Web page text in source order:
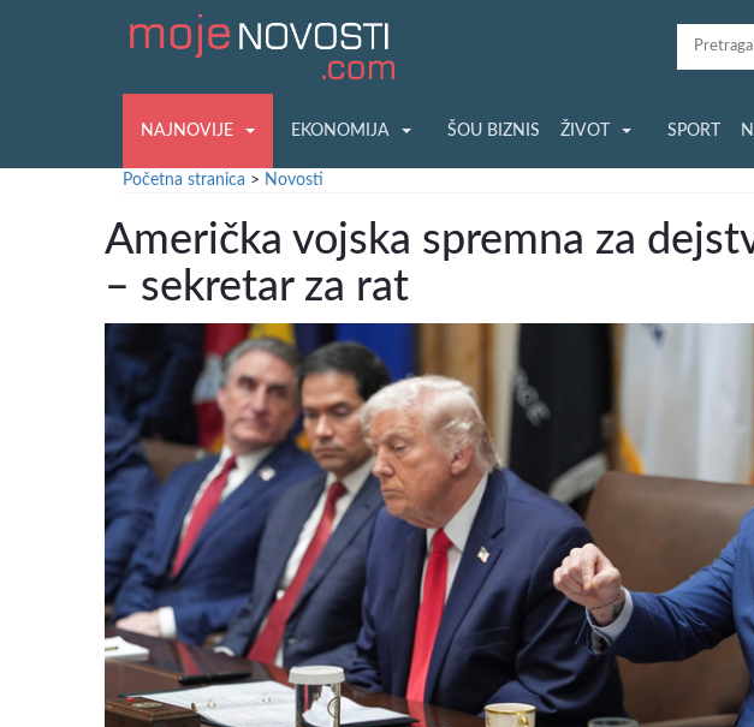
NAJNOVIJE EKONOMIJA ŠOU BIZNIS ŽIVOT SPORT
Početna stranica > Novosti
Američka vojska spremna za
– sekretar za rat